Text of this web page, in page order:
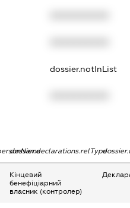
dossier.notInList
dossier.declarations.relType
Кінцевий
бенефіціарний
власник (контролер)